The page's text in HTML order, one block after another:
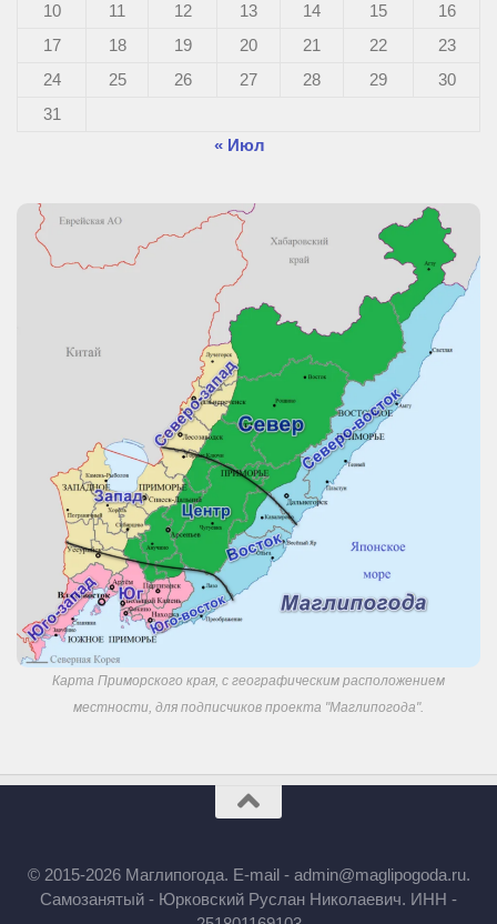
10
11 12 13 14 15
16
17
18 19 20 21 22
23
24
25 26 27 28 29
30
31
« Июл
Карта Приморского края, с географическим расположением
местности, для подписчиков проекта "Маглипогода".
© 2015-2026 Маглипогода. E-mail - admin@maglipogoda.ru.
Самозанятый - Юрковский Руслан Николаевич. ИНН -